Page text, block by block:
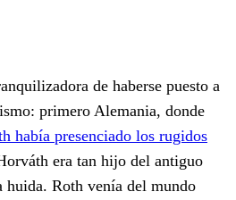
de haberse puesto a
primero Alemania, donde
había presenciado los rugidos
era tan hijo del antiguo
huida. Roth venía del mundo